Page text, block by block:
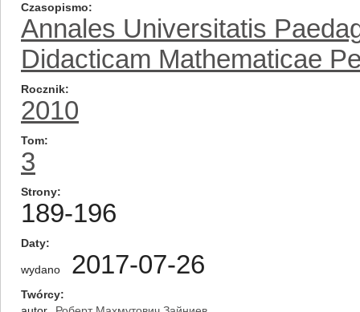
Czasopismo
Annales Universitatis
Didacticam Mathematicae
Rocznik
2010
Tom
3
Strony
189-196
Daty
wydano 2017-07-26
Twórcy